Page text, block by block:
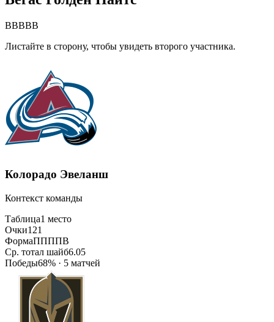
ВВВВВ
Листайте в сторону, чтобы увидеть второго участника.
Колорадо Эвеланш
Контекст команды
Таблица1 место
Очки121
ФормаППППВ
Ср. тотал шайб6.05
Победы68% · 5 матчей